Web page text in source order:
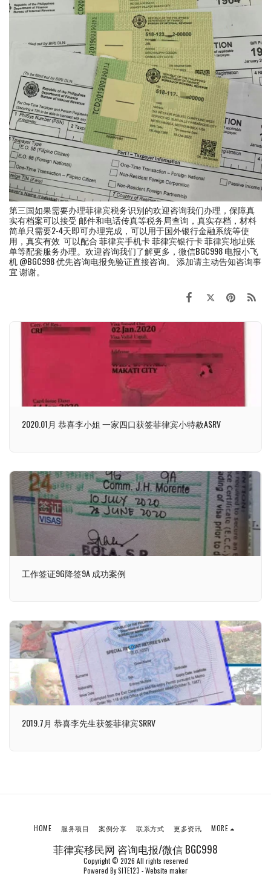
第三国如果需要办理菲律宾税务识别的欢迎咨询我们办理，保障真
实有档案可以接受 邮件和电话传真等税务局查询，真实存档，材料
简单只需要2-4天即可办理完成，可以用于国外银行金融系统等使
用，真实有效 可以配合 菲律宾手机卡 菲律宾银行卡 菲律宾地址账
单等配套服务办理。欢迎咨询我们了解更多，微信BGC998 电报小飞
机 @BGC998 优先咨询电报免验证直接咨询。 添加请主动告知咨询事
宜 谢谢。
2020.01月 恭喜李小姐 一家四口获签菲律宾小特赦ASRV
工作签证9G降签9A 成功案例
2019.7月 恭喜李先生获签菲律宾SRRV
菲律宾移民网 咨询电报/微信 BGC998
Copyright © 2026 All rights reserved
Powered BySITE123 -Website maker
HOME 服务项目 案例分享 联系方式 更多资讯 MORE